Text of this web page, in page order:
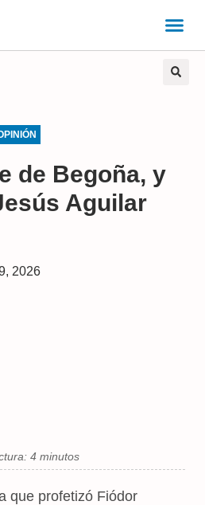
de Begoña, y
Aguilar
2026
4 minutos
que profetizó Fiódor